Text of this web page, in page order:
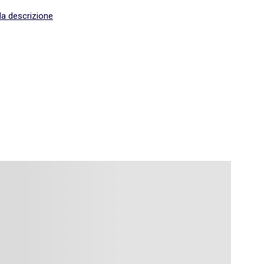
descrizione